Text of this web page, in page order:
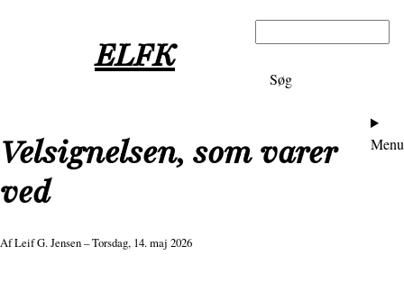
ELFK
Søg
Velsignelsen, som varer
ved
AfLeif G. Jensen– Torsdag, 14. maj 2026
Menu